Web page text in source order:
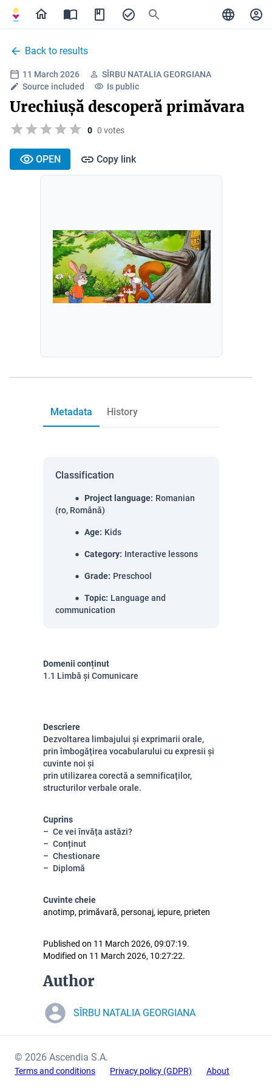
Back to results
11 March 2026
SÎRBU NATALIA GEORGIANA
Source included
Is public
Urechiușă descoperă primăvara
0 0 votes
OPEN Copy link
Metadata History
Classification
Project language: Romanian
(ro, Română)
Age: Kids
Category: Interactive lessons
Grade: Preschool
Topic: Language and
communication
Domenii conținut
1.1 Limbă și Comunicare
Descriere
Dezvoltarea limbajului și exprimarii orale,
prin îmbogățirea vocabularului cu expresii și
cuvinte noi și
prin utilizarea corectă a semnificaților,
structurilor verbale orale.
Cuprins
Ce vei învăța astăzi?
Conținut
Chestionare
Diplomă
Cuvinte cheie
anotimp, primăvară, personaj, iepure, prieten
Published on 11 March 2026, 09:07:19.
Modified on 11 March 2026, 10:27:22.
Author
SÎRBU NATALIA GEORGIANA
© 2026 Ascendia S.A.
Terms and conditions Privacy policy (GDPR) About